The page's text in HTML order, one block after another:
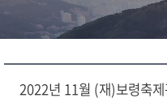
2022년 11월 (재)보령축